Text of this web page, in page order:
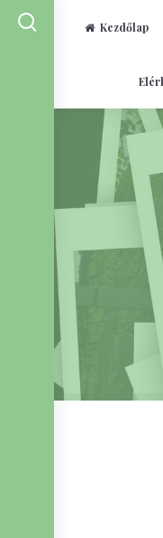
Kezdőlap